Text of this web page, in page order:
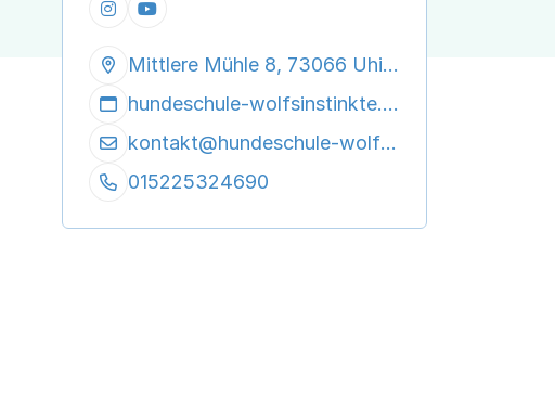
Mittlere Mühle 8, 73066 Uhingen
hundeschule-wolfsinstinkte.de
kontakt@hundeschule-wolfsinstinkte.de
015225324690